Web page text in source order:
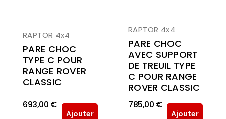
RAPTOR 4x4
PARE CHOC
TYPE C POUR
RANGE ROVER
CLASSIC
693,00 €
Ajouter
RAPTOR 4x4
PARE CHOC
AVEC SUPPORT
DE TREUIL TYPE
C POUR RANGE
ROVER CLASSIC
785,00 €
Ajouter